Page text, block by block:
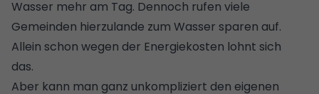
Wasser mehr am Tag. Dennoch rufen viele
Gemeinden hierzulande zum Wasser sparen auf.
Allein schon wegen der Energiekosten lohnt sich
das.
Aber kann man ganz unkompliziert den eigenen